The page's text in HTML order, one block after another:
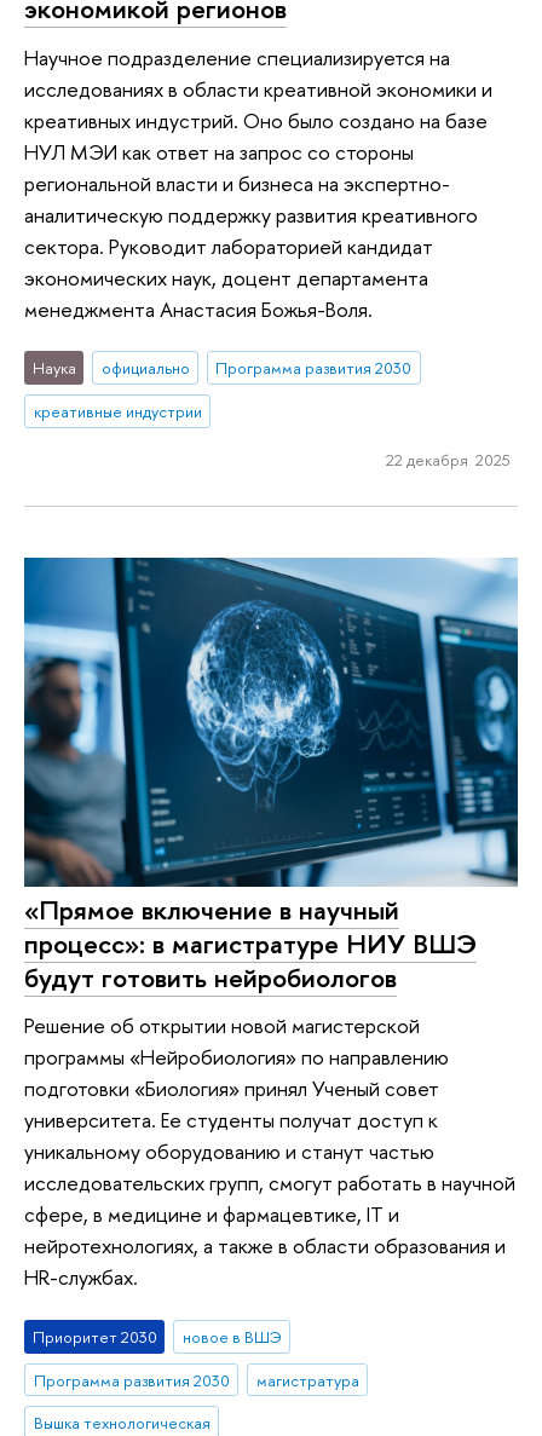
экономикой регионов
Научное подразделение специализируется на
исследованиях в области креативной экономики и
креативных индустрий. Оно было создано на базе
НУЛ МЭИ как ответ на запрос со стороны
региональной власти и бизнеса на экспертно-
аналитическую поддержку развития креативного
сектора. Руководит лабораторией кандидат
экономических наук, доцент департамента
менеджмента Анастасия Божья-Воля.
Наука официально
Программа развития 2030
креативные индустрии
22 декабря 2025
«Прямое включение в научный
процесс»: в магистратуре НИУ ВШЭ
будут готовить нейробиологов
Решение об открытии новой магистерской
программы «Нейробиология» по направлению
подготовки «Биология» принял Ученый совет
университета. Ее студенты получат доступ к
уникальному оборудованию и станут частью
исследовательских групп, смогут работать в научной
сфере, в медицине и фармацевтике, IT и
нейротехнологиях, а также в области образования и
HR-службах.
Приоритет 2030
новое в ВШЭ
Программа развития 2030
магистратура
Вышка технологическая